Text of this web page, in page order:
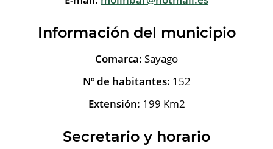
Información del municipio
Comarca: Sayago
Nº de habitantes: 152
Extensión: 199 Km2
Secretario y horario